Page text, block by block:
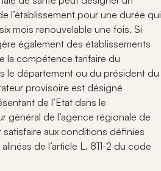
l’établissement pour une durée qui
mois renouvelable une fois. Si
également des établissements
la compétence tarifaire du
le département ou du président du
provisoire est désigné
de l’Etat dans le
général de l’agence régionale de
satisfaire aux conditions définies
de l’article L. 811-2 du code